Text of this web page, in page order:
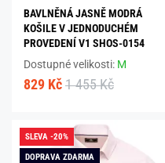
BAVLNĚNÁ JASNĚ MODRÁ
KOŠILE V JEDNODUCHÉM
PROVEDENÍ V1 SHOS-0154
Dostupné velikosti: M
829 Kč 1 455 Kč
SLEVA -20%
DOPRAVA ZDARMA